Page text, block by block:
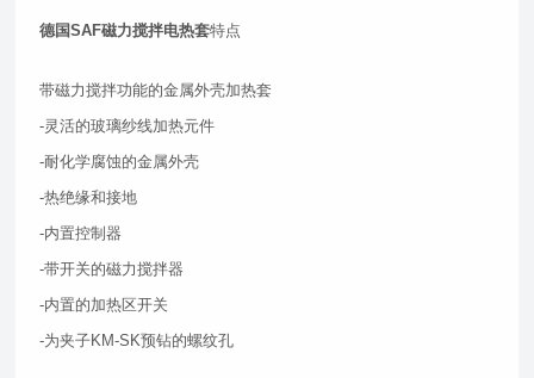
德国SAF磁力搅拌电热套特点
带磁力搅拌功能的金属外壳加热套
-灵活的玻璃纱线加热元件
-耐化学腐蚀的金属外壳
-热绝缘和接地
-内置控制器
-带开关的磁力搅拌器
-内置的加热区开关
-为夹子KM-SK预钻的螺纹孔